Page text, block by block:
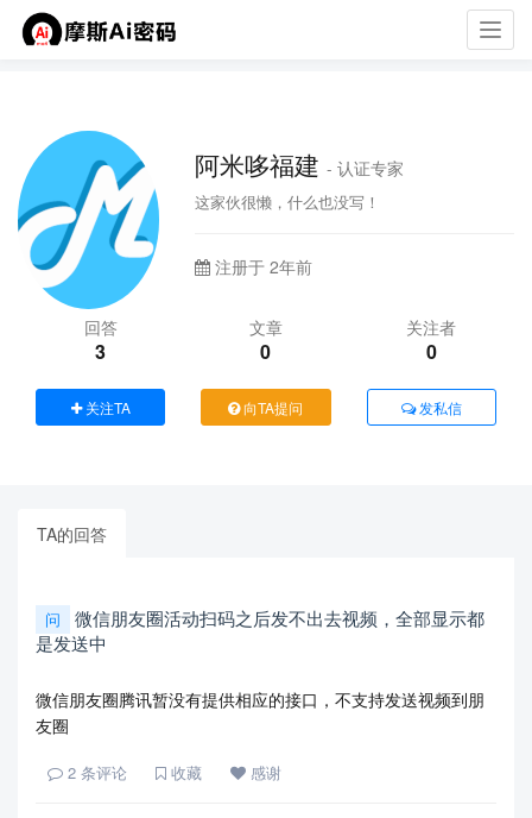
阿米哆福建- 认证专家
这家伙很懒，什么也没写！
注册于 2年前
回答
3
文章
0
关注者
0
关注TA 向TA提问 发私信
TA的回答
问
微信朋友圈活动扫码之后发不出去视频，全部显示都
是发送中
微信朋友圈腾讯暂没有提供相应的接口，不支持发送视频到朋
友圈
2 条评论 收藏 感谢